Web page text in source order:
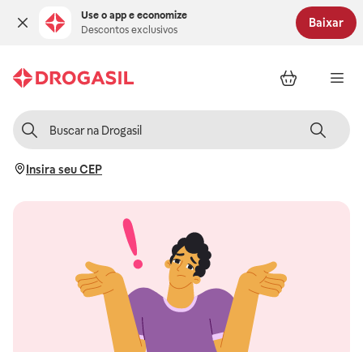
Use o app e economize
Descontos exclusivos
Baixar
Insira seu CEP